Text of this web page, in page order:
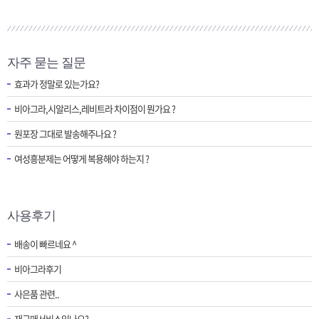
자주 묻는 질문
효과가 정말로 있는가요?
비아그라,시알리스,레비트라 차이점이 뭔가요 ?
원포장 그대로 발송해주나요 ?
여성흥분제는 어떻게 복용해야 하는지 ?
사용후기
배송이 빠르네요 ^
비아그라후기
사은품 관련..